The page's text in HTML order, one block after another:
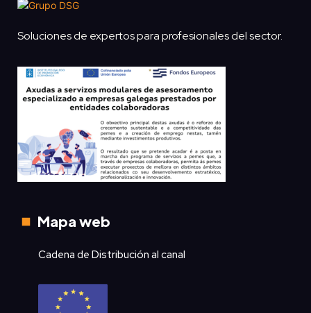
Soluciones de expertos para profesionales del sector.
Mapa web
Cadena de Distribución al canal